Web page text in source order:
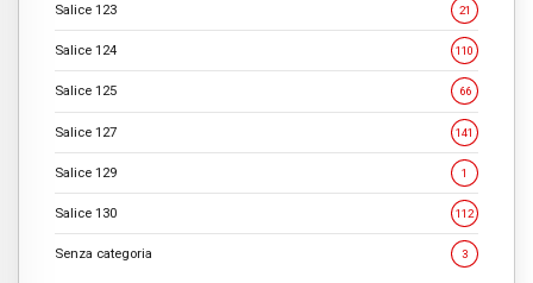
Salice 123 21
Salice 124 110
Salice 125 66
Salice 127 141
Salice 129 1
Salice 130 112
Senza categoria 3